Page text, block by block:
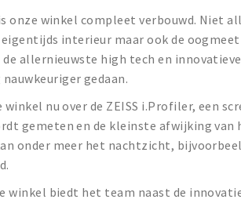
onze winkel compleet verbouwd. Niet
interieur maar ook de
de allernieuwste high tech en
gedaan.
winkel nu over de ZEISS i.Profiler, een
gemeten en de kleinste afwijking
onder meer het nachtzicht,
winkel biedt het team naast de